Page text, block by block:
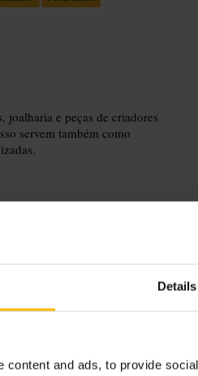
Details
content and ads, to provide
joalharia e peças de criadores
servem também como
com calma. Procure produtos
para encontrar livros ou